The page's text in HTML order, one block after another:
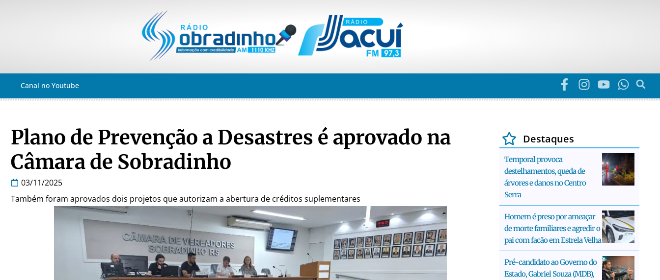
Canal no Youtube
Plano de Prevenção a Desastres é aprovado na
Câmara de Sobradinho
03/11/2025
Também foram aprovados dois projetos que autorizam a abertura de créditos suplementares
Destaques
Temporal provoca
destelhamentos, queda de
árvores e danos no Centro
Serra
Homem é preso por ameaçar
de morte familiares e agredir o
pai com facão em Estrela Velha
Pré-candidato ao Governo do
Estado, Gabriel Souza (MDB),